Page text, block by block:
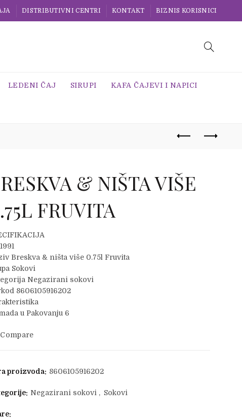
DISTRIBUTIVNI CENTRI KONTAKT BIZNIS KORISNICI
LEDENI ČAJ SIRUPI KAFA ČAJEVI I NAPICI
& NIŠTA VIŠE
FRUVITA
Breskva & ništa više 0.75l Fruvita
Sokovi
Negazirani sokovi
8606105916202
u Pakovanju 6
Compare
proizvoda: 8606105916202
Negazirani sokovi , Sokovi